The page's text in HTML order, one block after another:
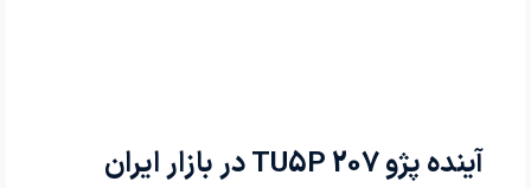
آینده پژو 207 TU5P در بازار ایران